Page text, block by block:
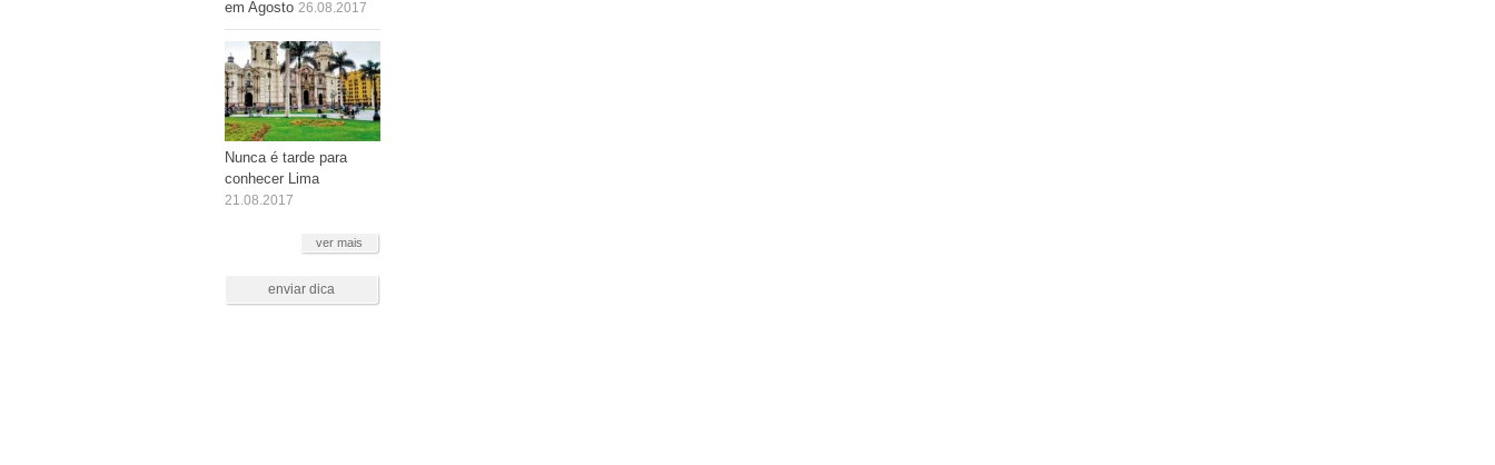
em Agosto 26.08.2017
Nunca é tarde para
conhecer Lima
21.08.2017
ver mais
enviar dica